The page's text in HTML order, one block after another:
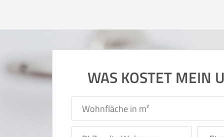
WAS KOSTET MEIN